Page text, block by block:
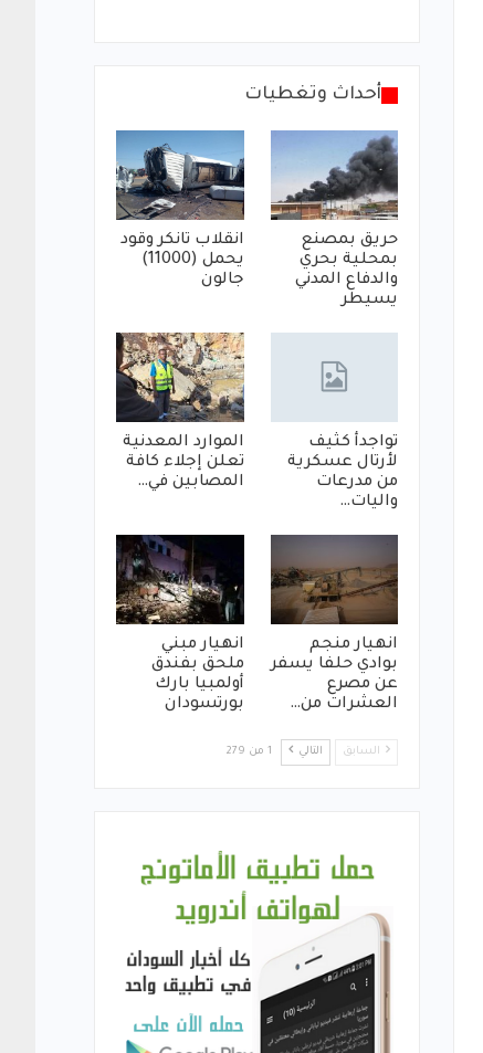
أحداث وتغطيات
حريق بمصنع
بمحلية بحري
والدفاع المدني
يسيطر
انقلاب تانكر وقود
يحمل (11000)
جالون
تواجدأ كثيف
لأرتال عسكرية
من مدرعات
واليات…
الموارد المعدنية
تعلن إجلاء كافة
المصابين في…
انهيار منجم
بوادي حلفا يسفر
عن مصرع
العشرات من…
انهيار مبني
ملحق بفندق
أولمبيا بارك
بورتسودان
السابق التالي 1 من 279